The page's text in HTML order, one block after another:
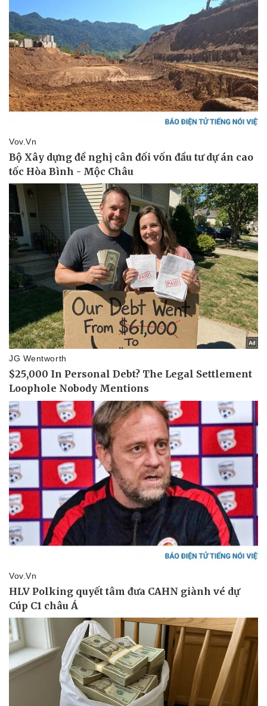
Doanh nghiệp
Thông tin doanh nghiệp
Doanh nghiệp 24h
Doanh nhân
Vì cộng đồng
Sành điệu
Trải nghiệm
Chuyển đổi số
Sức khỏe
Dinh dưỡng - món ngon
Cây thuốc
Sản phụ khoa
Nhi khoa
Nam khoa
Làm đẹp - giảm cân
Đời sống
Nhà đẹp
Blog
Tình yêu - Gia đình